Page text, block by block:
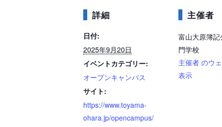
詳細
日付:
2025年9月20日
イベントカテゴリー:
オープンキャンパス
サイト:
https://www.toyama-
ohara.jp/opencampus/
主催者
富山大原簿
門学校
主催者 のウ
表示